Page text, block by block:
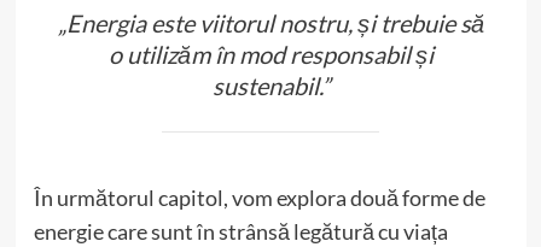
„Energia este viitorul nostru, și trebuie să
o utilizăm în mod responsabil și
sustenabil.”
În următorul capitol, vom explora două forme de
energie care sunt în strânsă legătură cu viața